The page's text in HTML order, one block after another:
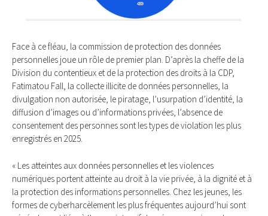
Face à ce fléau, la commission de protection des données
personnelles joue un rôle de premier plan. D’après la cheffe de la
Division du contentieux et de la protection des droits à la CDP,
Fatimatou Fall, la collecte illicite de données personnelles, la
divulgation non autorisée, le piratage, l’usurpation d’identité, la
diffusion d’images ou d’informations privées, l’absence de
consentement des personnes sont les types de violation les plus
enregistrés en 2025.
« Les atteintes aux données personnelles et les violences
numériques portent atteinte au droit à la vie privée, à la dignité et à
la protection des informations personnelles. Chez les jeunes, les
formes de cyberharcèlement les plus fréquentes aujourd’hui sont